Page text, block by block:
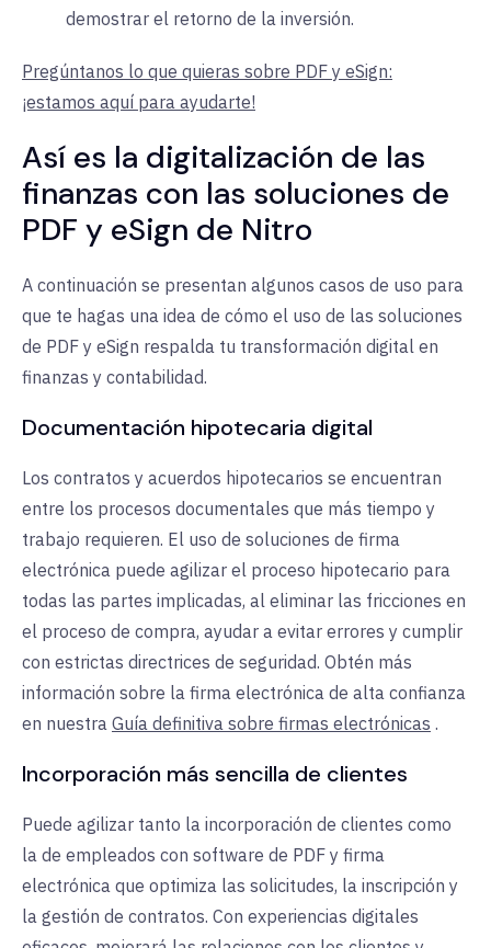
demostrar el retorno de la inversión.
Pregúntanos lo que quieras sobre PDF y eSign:
¡estamos aquí para ayudarte!
Así es la digitalización de las
finanzas con las soluciones de
PDF y eSign de Nitro
A continuación se presentan algunos casos de uso para
que te hagas una idea de cómo el uso de las soluciones
de PDF y eSign respalda tu transformación digital en
finanzas y contabilidad.
Documentación hipotecaria digital
Los contratos y acuerdos hipotecarios se encuentran
entre los procesos documentales que más tiempo y
trabajo requieren. El uso de soluciones de firma
electrónica puede agilizar el proceso hipotecario para
todas las partes implicadas, al eliminar las fricciones en
el proceso de compra, ayudar a evitar errores y cumplir
con estrictas directrices de seguridad. Obtén más
información sobre la firma electrónica de alta confianza
en nuestra Guía definitiva sobre firmas electrónicas .
Incorporación más sencilla de clientes
Puede agilizar tanto la incorporación de clientes como
la de empleados con software de PDF y firma
electrónica que optimiza las solicitudes, la inscripción y
la gestión de contratos. Con experiencias digitales